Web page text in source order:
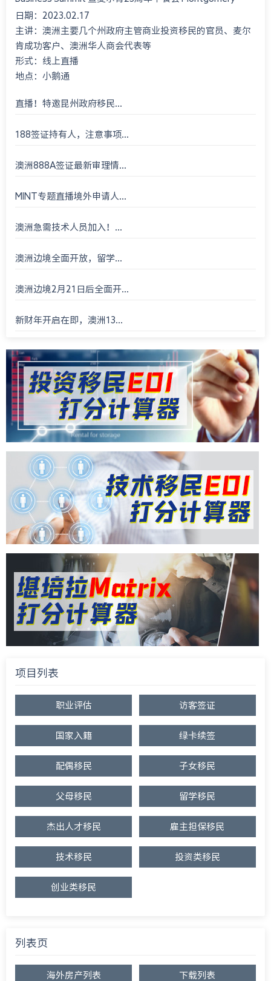
International Consultant 23rd An...
日期：2023.02.17
主讲：澳洲主要几个州政府主管商业投资移民的官员、麦尔
肯成功客户、澳洲华人商会代表等
形式：线上直播
地点：小鹅通
直播！特邀昆州政府移民...
188签证持有人，注意事项...
澳洲888A签证最新审理情...
MINT专题直播境外申请人...
澳洲急需技术人员加入！...
澳洲边境全面开放，留学...
澳洲边境2月21日后全面开...
新财年开启在即，澳洲13...
项目列表
职业评估 访客签证
国家入籍 绿卡续签
配偶移民 子女移民
父母移民 留学移民
杰出人才移民 雇主担保移民
技术移民 投资类移民
创业类移民
列表页
海外房产列表 下载列表